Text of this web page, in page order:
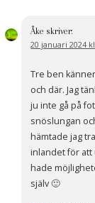
Åke skriver:
20 januari 2024
Tre ben
och där. Jag
ju inte gå på
snöslungan
hämtade jag
inlandet för att
hade
själv 🙂